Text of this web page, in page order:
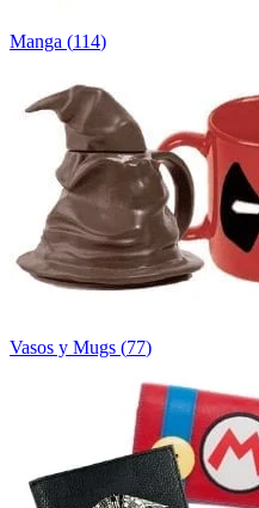
Manga (114)
Vasos y Mugs (77)